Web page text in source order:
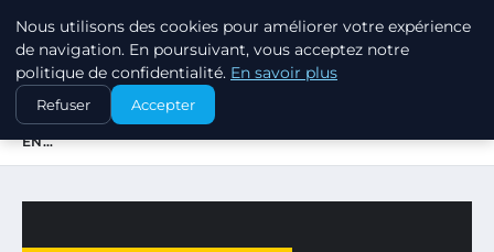
EXXON CLIMATE FOOTPRINT
ACCUEIL
ÉDUCATION ENVIRONNEMENTALE
BONNES PRATIQUES POUR UN BILAN CARBONE POSITIF
EN…
Nous utilisons des cookies pour améliorer votre expérience
de navigation. En poursuivant, vous acceptez notre
politique de confidentialité. En savoir plus
Refuser Accepter